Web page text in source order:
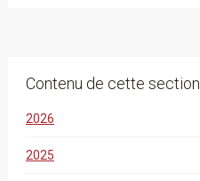
Contenu de cette section
2026
2025